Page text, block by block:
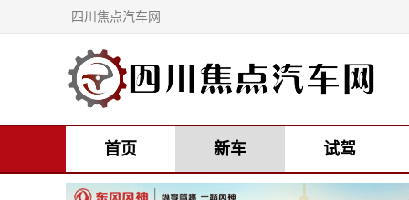
四川焦点汽车网
首页 新车 试驾